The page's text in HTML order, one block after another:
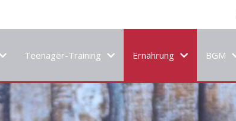
Teenager-Training Ernährung BGM